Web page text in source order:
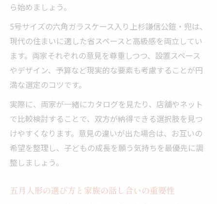
ら始めましょう。
5号サイズの六角ガラスケース入り上杉謙信公鎧・兜は、
現代の住まいに適した省スペースと高級感を両立してい
ます。両家それぞれの意見を尊重しつつ、設置スペース
やデザイン、予算など現実的な要素も考慮することが円
満な選定のコツです。
実際に、両家が一緒にカタログを見たり、店舗やネット
で比較検討することで、双方が納得できる選択肢を見つ
けやすくなります。意見の違いが出た場合は、お互いの
希望を整理し、子どもの成長を願う気持ちを最優先に調
整しましょう。
五月人形の選び方と家族の話し合いの重要性